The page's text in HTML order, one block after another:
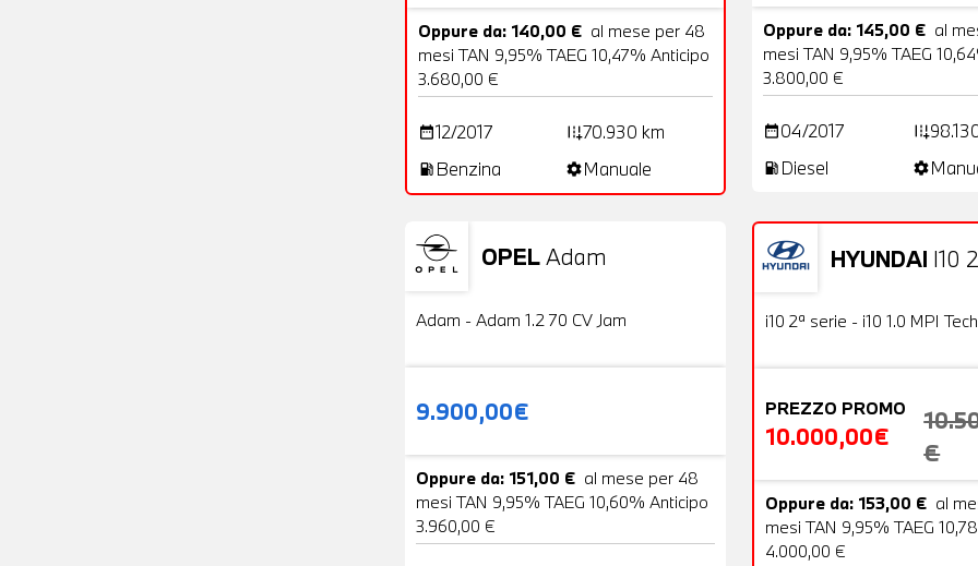
Oppure da: 140,00 € al mese per 48
mesi TAN 9,95% TAEG 10,47% Anticipo
3.680,00 €
date_range12/2017 add_road70.930 km
local_gas_station Benzina settingsManuale
Oppure da: 145,00 € al
mesi TAN 9,95% TAEG
3.800,00 €
date_range04/2017 add_road
local_gas_station Diesel settings
OPELAdam
Usato
Adam - Adam 1.2 70 CV Jam
9.900,00€
Oppure da: 151,00 € al mese per 48
mesi TAN 9,95% TAEG 10,60% Anticipo
3.960,00 €
HYUNDAI I10
OFFERTA
Usato
i10 2ª serie - i10 1.0 MPI Tech
PREZZO PROMO
10.000,00€
€
Oppure da: 153,00 € al
mesi TAN 9,95% TAEG
4.000,00 €